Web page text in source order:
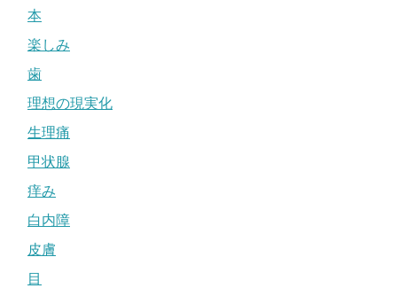
本
楽しみ
歯
理想の現実化
生理痛
甲状腺
痒み
白内障
皮膚
目